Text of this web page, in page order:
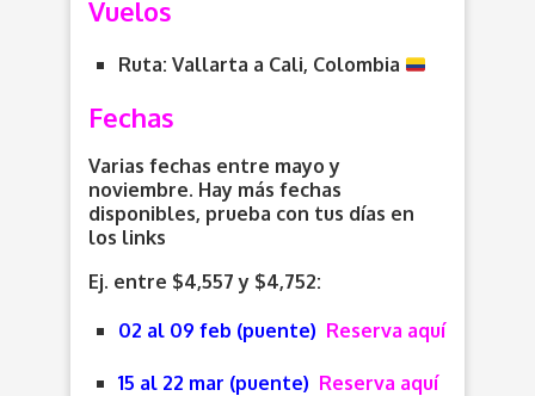
Vuelos
Ruta: Vallarta a Cali, Colombia
Fechas
Varias fechas entre mayo y
noviembre. Hay más fechas
disponibles, prueba con tus días en
los links
Ej. entre $4,557 y $4,752:
02 al 09 feb (puente) Reserva aquí
15 al 22 mar (puente) Reserva aquí